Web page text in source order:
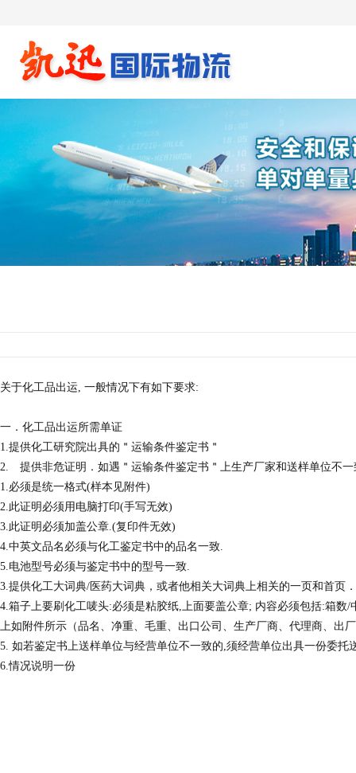
关于化工品出运, 一般情况下有如下要求:
一．化工品出运所需单证
1.提供化工研究院出具的＂运输条件鉴定书＂
2. 提供非危证明．如遇＂运输条件鉴定书＂上生产厂家和送样单位不
1.必须是统一格式(样本见附件)
2.此证明必须用电脑打印(手写无效)
3.此证明必须加盖公章.(复印件无效)
4.中英文品名必须与化工鉴定书中的品名一致.
5.电池型号必须与鉴定书中的型号一致.
3.提供化工大词典/医药大词典，或者他相关大词典上相关的一页和首页
4.箱子上要刷化工唛头:必须是粘胶纸,上面要盖公章; 内容必须包括:箱数
上如附件所示（品名、净重、毛重、出口公司、生产厂商、代理商、出
5. 如若鉴定书上送样单位与经营单位不一致的,须经营单位出具一份委托
6.情况说明一份